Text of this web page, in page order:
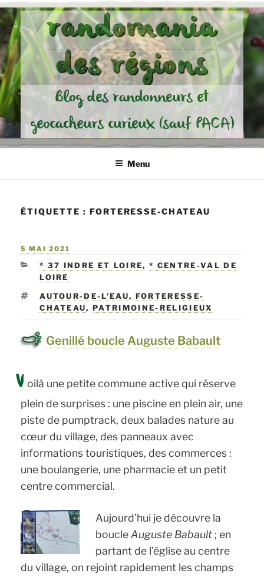
Aller
au
contenu
principal
randomania
des régions
Blog des randonneurs et
geocacheurs curieux (sauf PACA)
Menu
ÉTIQUETTE : FORTERESSE-CHATEAU
PUBLIÉ
5 MAI 2021
CATÉGORIES
* 37 INDRE ET LOIRE,* CENTRE-VAL DE
LOIRE
ÉTIQUETTES
AUTOUR-DE-L'EAU, FORTERESSE-
CHATEAU,PATRIMOINE-RELIGIEUX
Genillé boucle Auguste Babault
V oilà une petite commune active qui réserve
plein de surprises : une piscine en plein air, une
piste de pumptrack, deux balades nature au
cœur du village, des panneaux avec
informations touristiques, des commerces :
une boulangerie, une pharmacie et un petit
centre commercial.
Aujourd’hui je découvre la
boucleAuguste Babault; en
partant de l’église au centre
du village, on rejoint rapidement les champs